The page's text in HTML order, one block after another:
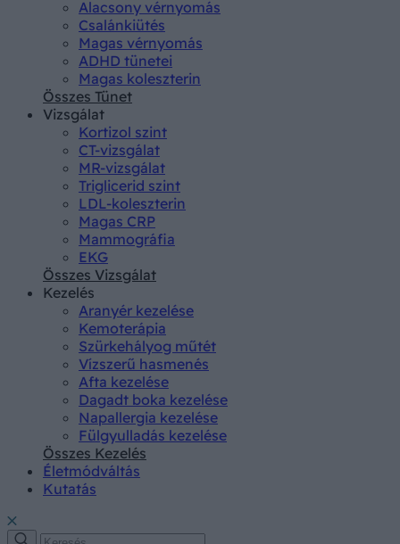
Alacsony vérnyomás
Csalánkiütés
Magas vérnyomás
ADHD tünetei
Magas koleszterin
Összes Tünet
Vizsgálat
Kortizol szint
CT-vizsgálat
MR-vizsgálat
Triglicerid szint
LDL-koleszterin
Magas CRP
Mammográfia
EKG
Összes Vizsgálat
Kezelés
Aranyér kezelése
Kemoterápia
Szürkehályog műtét
Vízszerű hasmenés
Afta kezelése
Dagadt boka kezelése
Napallergia kezelése
Fülgyulladás kezelése
Összes Kezelés
Életmódváltás
Kutatás